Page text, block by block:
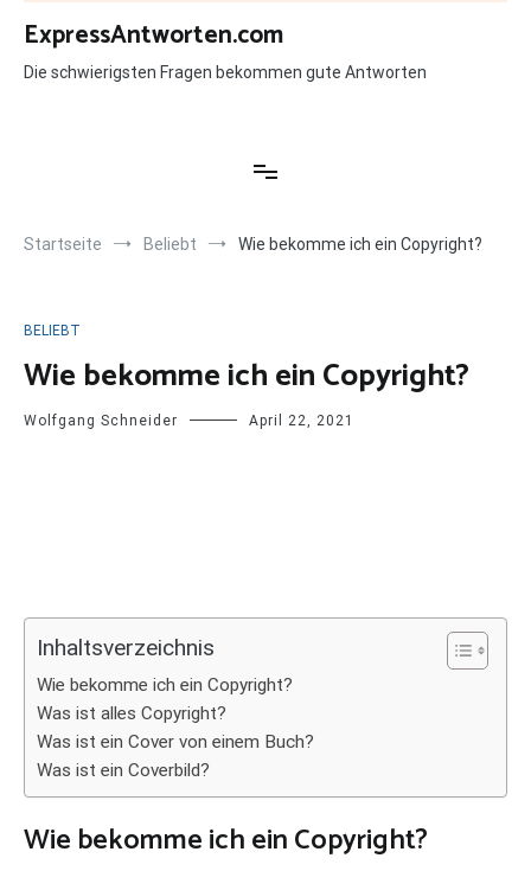
Zum
Inhalt
springen
ExpressAntworten.com
Die schwierigsten Fragen bekommen gute Antworten
Startseite Beliebt Wie bekomme ich ein Copyright?
BELIEBT
Wie bekomme ich ein Copyright?
Wolfgang Schneider April 22, 2021
Inhaltsverzeichnis
Wie bekomme ich ein Copyright?
Was ist alles Copyright?
Was ist ein Cover von einem Buch?
Was ist ein Coverbild?
Wie bekomme ich ein Copyright?